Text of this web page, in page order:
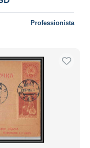
Professionista